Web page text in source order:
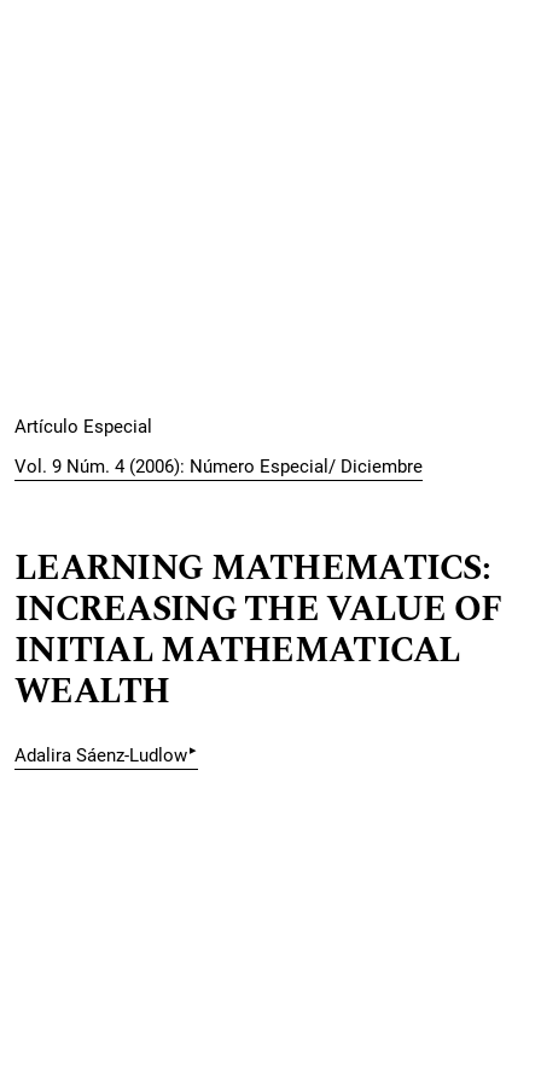
Artículo Especial
Vol. 9 Núm. 4 (2006): Número Especial/ Diciembre
LEARNING MATHEMATICS:
INCREASING THE VALUE OF
INITIAL MATHEMATICAL
WEALTH
Adalira Sáenz-Ludlow▸